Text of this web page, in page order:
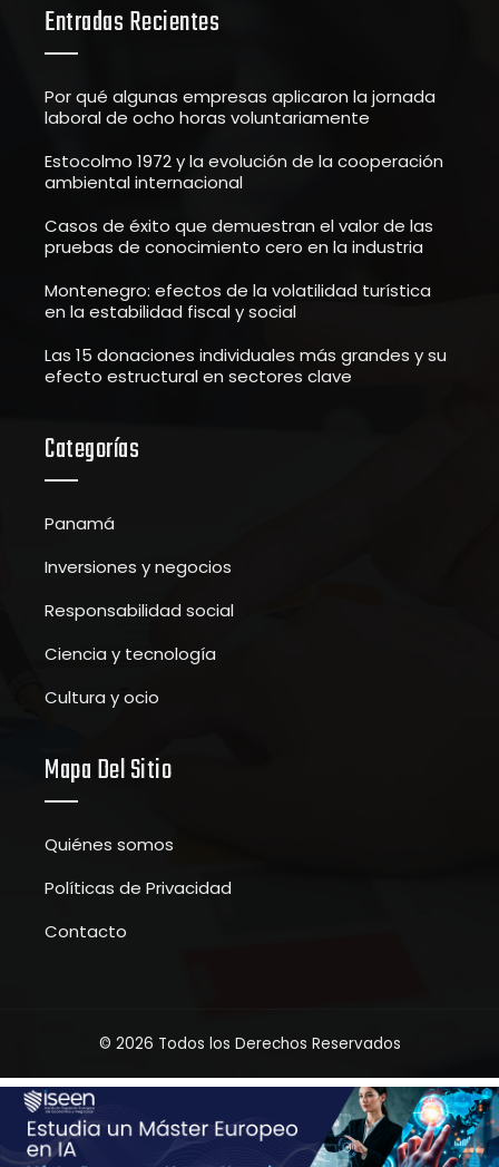
Entradas Recientes
Por qué algunas empresas aplicaron la jornada
laboral de ocho horas voluntariamente
Estocolmo 1972 y la evolución de la cooperación
ambiental internacional
Casos de éxito que demuestran el valor de las
pruebas de conocimiento cero en la industria
Montenegro: efectos de la volatilidad turística
en la estabilidad fiscal y social
Las 15 donaciones individuales más grandes y su
efecto estructural en sectores clave
Categorías
Panamá
Inversiones y negocios
Responsabilidad social
Ciencia y tecnología
Cultura y ocio
Mapa Del Sitio
Quiénes somos
Políticas de Privacidad
Contacto
© 2026 Todos los Derechos Reservados